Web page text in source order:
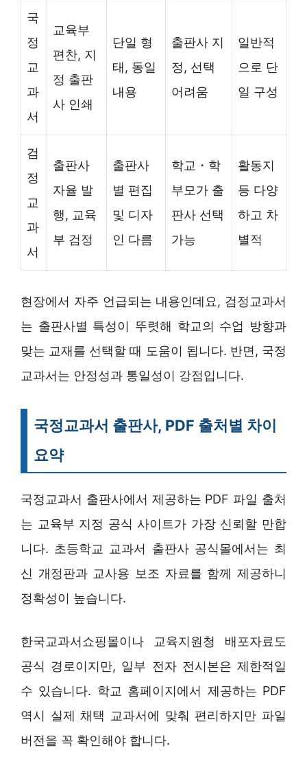
국
정
교
과
서
교육부
편찬, 지
정 출판
사 인쇄
단일 형
태, 동일
내용
출판사 지
정, 선택
어려움
일반적
으로 단
일 구성
검
정
교
과
서
출판사
자율 발
행, 교육
부 검정
출판사
별 편집
및 디자
인 다름
학교・학
부모가 출
판사 선택
가능
활동지
등 다양
하고 차
별적
현장에서 자주 언급되는 내용인데요, 검정교과서
는 출판사별 특성이 뚜렷해 학교의 수업 방향과
맞는 교재를 선택할 때 도움이 됩니다. 반면, 국정
교과서는 안정성과 통일성이 강점입니다.
국정교과서 출판사, PDF 출처별 차이
요약
국정교과서 출판사에서 제공하는 PDF 파일 출처
는 교육부 지정 공식 사이트가 가장 신뢰할 만합
니다. 초등학교 교과서 출판사 공식몰에서는 최
신 개정판과 교사용 보조 자료를 함께 제공하니
정확성이 높습니다.
한국교과서쇼핑몰이나 교육지원청 배포자료도
공식 경로이지만, 일부 전자 전시본은 제한적일
수 있습니다. 학교 홈페이지에서 제공하는 PDF
역시 실제 채택 교과서에 맞춰 편리하지만 파일
버전을 꼭 확인해야 합니다.